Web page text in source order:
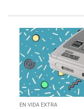
EN VIDA EXTRA